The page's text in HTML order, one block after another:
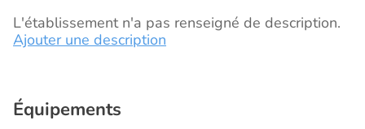
L'établissement n'a pas renseigné de description.
Ajouter une description
Équipements